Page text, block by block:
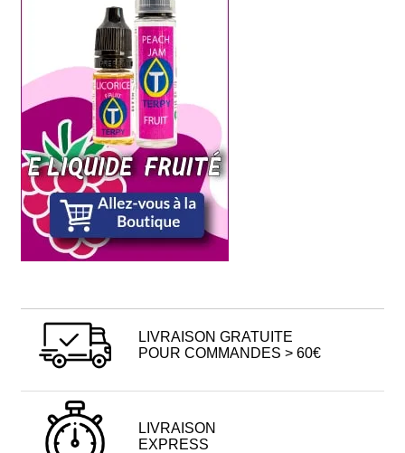
LIVRAISON GRATUITE
POUR COMMANDES > 60€
LIVRAISON
EXPRESS